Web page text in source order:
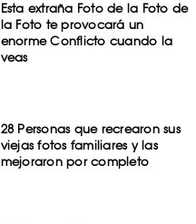
Esta extraña Foto de la Foto de
la Foto te provocará un
enorme Conflicto cuando la
veas
28 Personas que recrearon sus
viejas fotos familiares y las
mejoraron por completo